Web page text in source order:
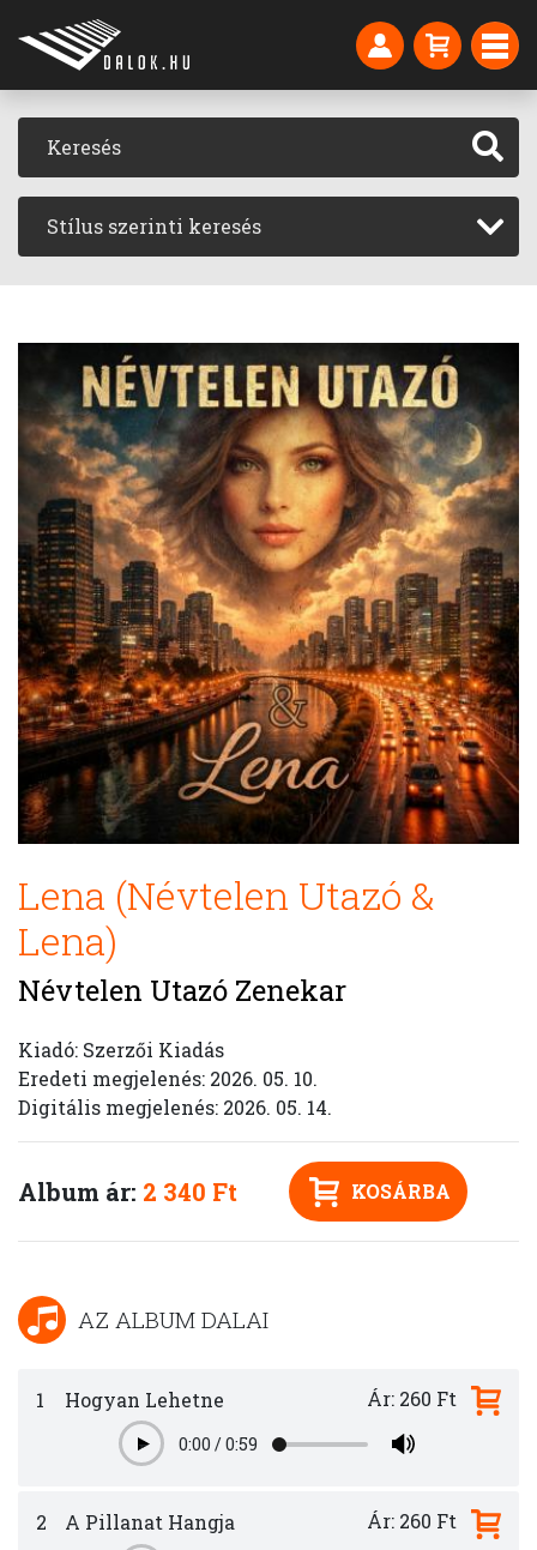
Stílus szerinti keresés
Lena (Névtelen Utazó &
Lena)
Névtelen Utazó Zenekar
Kiadó: Szerzői Kiadás
Eredeti megjelenés: 2026. 05. 10.
Digitális megjelenés: 2026. 05. 14.
Album ár: 2 340 Ft KOSÁRBA
AZ ALBUM DALAI
1 Hogyan Lehetne
Play0:00 /0:59
Ár: 260 Ft
2 A Pillanat Hangja Ár: 260 Ft